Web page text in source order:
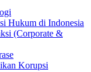
Hukum di Indonesia
(Corporate &
Korupsi